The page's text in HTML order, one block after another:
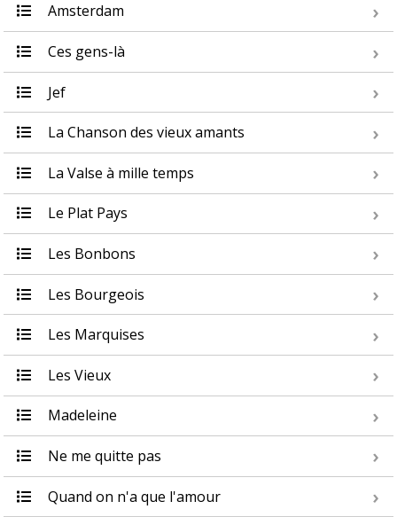
Amsterdam
Ces gens-là
Jef
La Chanson des vieux amants
La Valse à mille temps
Le Plat Pays
Les Bonbons
Les Bourgeois
Les Marquises
Les Vieux
Madeleine
Ne me quitte pas
Quand on n'a que l'amour